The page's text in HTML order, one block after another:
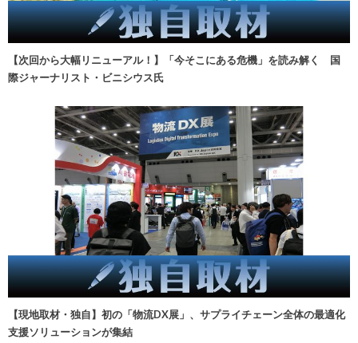
【次回から大幅リニューアル！】「今そこにある危機」を読み解く 国
際ジャーナリスト・ビニシウス氏
【現地取材・独自】初の「物流DX展」、サプライチェーン全体の最適化
支援ソリューションが集結